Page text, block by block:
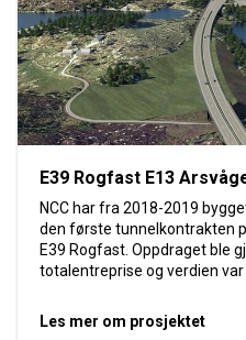
E39 Rogfast E13
NCC har fra 2018-2019
den første tunnelkontrakten
E39 Rogfast. Oppdraget ble
totalentreprise og verdien var
Les mer om prosjektet